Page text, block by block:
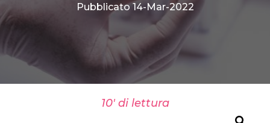
Pubblicato 14-Mar-2022
10' di lettura